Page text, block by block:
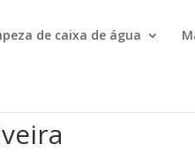
de caixa de água